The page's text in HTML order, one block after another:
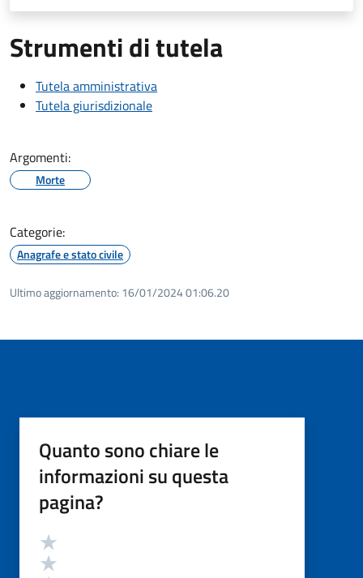
Strumenti di tutela
Tutela amministrativa
Tutela giurisdizionale
Argomenti:
Morte
Categorie:
Anagrafe e stato civile
Ultimo aggiornamento: 16/01/2024 01:06.20
Quanto sono chiare le
informazioni su questa
pagina?
Valutazione